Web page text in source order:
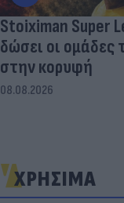
Stoiximan Super
δώσει οι ομάδες
στην κορυφή
08.08.2026
ΧΡΗΣΙΜΑ